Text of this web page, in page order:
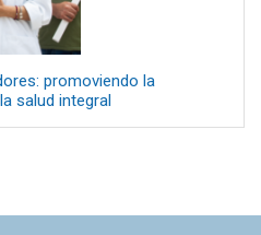
promoviendo la
salud integral